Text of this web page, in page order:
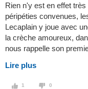
Rien n'y est en effet
péripéties convenues,
Lecaplain y joue avec
la crèche amoureux,
nous rappelle son
Lire plus
1 0